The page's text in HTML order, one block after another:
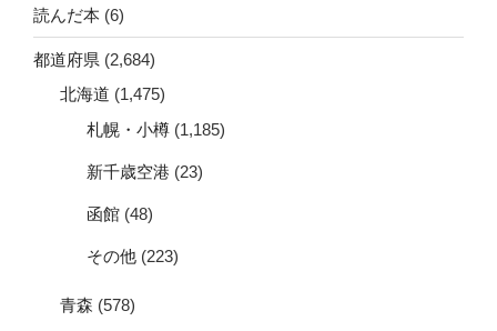
読んだ本 (6)
都道府県 (2,684)
北海道 (1,475)
札幌・小樽 (1,185)
新千歳空港 (23)
函館 (48)
その他 (223)
青森 (578)